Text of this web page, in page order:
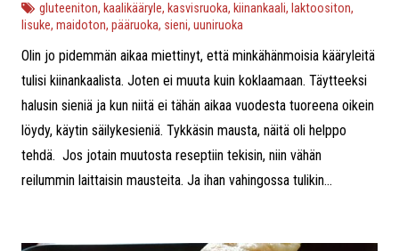
gluteeniton, kaalikääryle, kasvisruoka, kiinankaali, laktoositon,
lisuke, maidoton, pääruoka, sieni, uuniruoka
Olin jo pidemmän aikaa miettinyt, että minkähänmoisia kääryleitä
tulisi kiinankaalista. Joten ei muuta kuin koklaamaan. Täytteeksi
halusin sieniä ja kun niitä ei tähän aikaa vuodesta tuoreena oikein
löydy, käytin säilykesieniä. Tykkäsin mausta, näitä oli helppo
tehdä. Jos jotain muutosta reseptiin tekisin, niin vähän
reilummin laittaisin mausteita. Ja ihan vahingossa tulikin...